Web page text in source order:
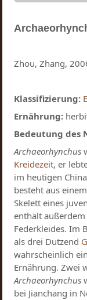
Zhou, Zhang,
Klassifizierung:
Ernährung:
Bedeutung des
Archaeorhynchus
Kreidezeit, er
im heutigen
besteht aus
Skelett eines
enthält
Federkleides. Im
als drei Dutzend
wahrscheinlich
Ernährung. Zwei
Archaeorhynchus
bei Jianchang in